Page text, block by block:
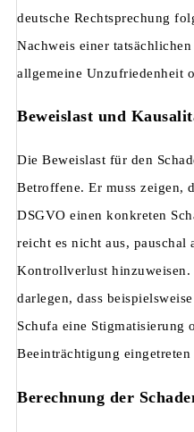
deutsche Rechtsprechung
Nachweis einer
allgemeine Unzufriedenheit
Beweislast und
Die Beweislast für den
Betroffene. Er muss zeigen,
DSGVO einen konkreten
reicht es nicht aus,
Kontrollverlust hinzuweisen.
darlegen, dass
Schufa eine Stigmatisierung
Beeinträchtigung eingetreten
Berechnung der